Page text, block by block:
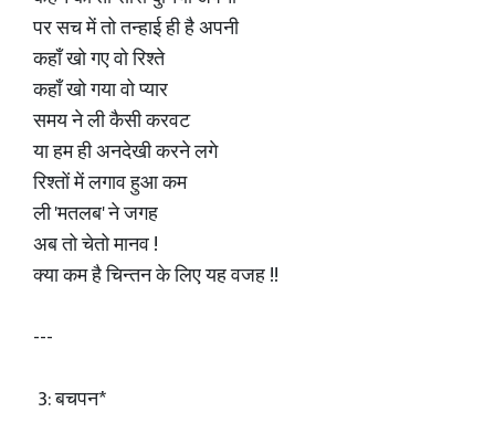
पर सच में तो तन्हाई ही है अपनी
कहाँ खो गए वो रिश्ते
कहाँ खो गया वो प्यार
समय ने ली कैसी करवट
या हम ही अनदेखी करने लगे
रिश्तों में लगाव हुआ कम
ली 'मतलब' ने जगह
अब तो चेतो मानव !
क्या कम है चिन्तन के लिए यह वजह !!
---
3: बचपन*